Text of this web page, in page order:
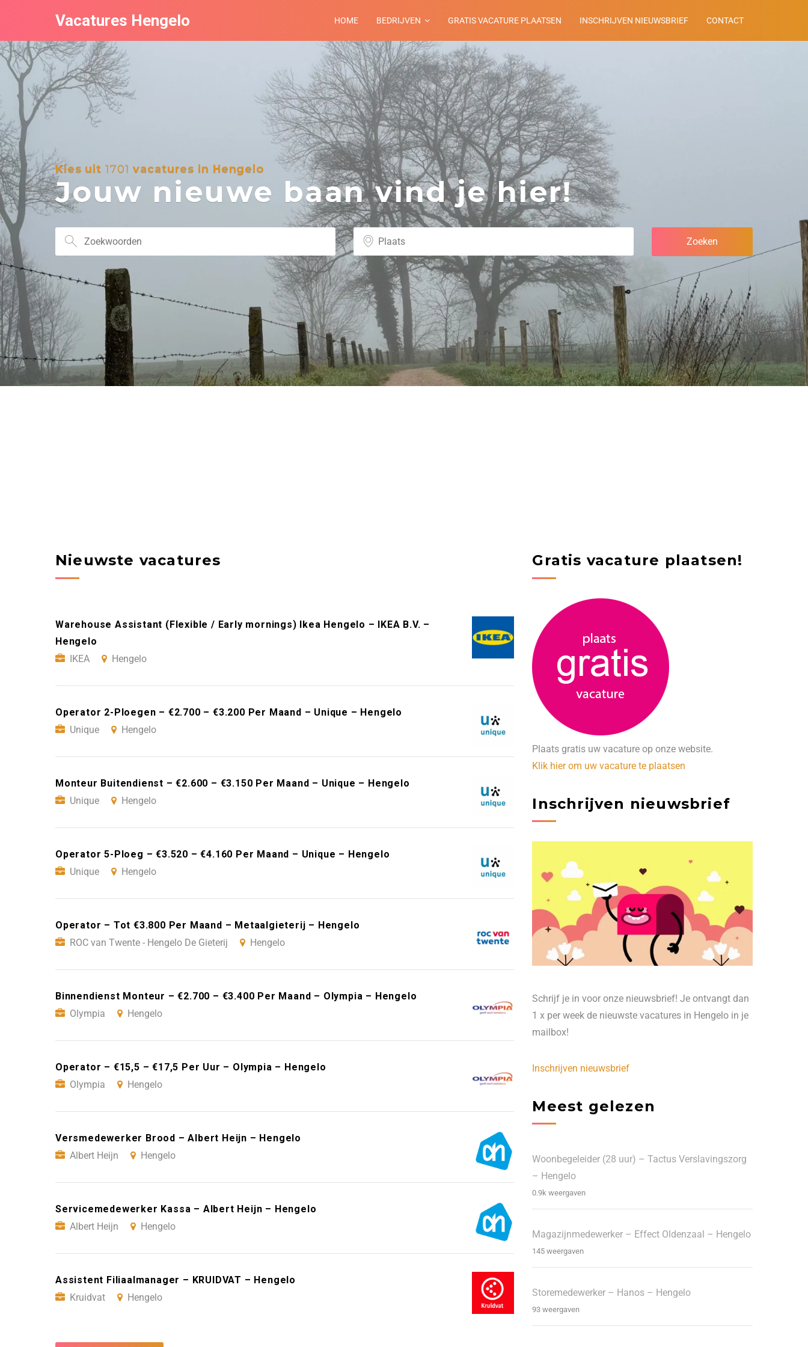
Vacatures Hengelo HOME BEDRIJVEN GRATIS VACATURE PLAATSEN INSCHRIJVEN NIEUWSBRIEF CONTACT
Kies uit 1701 vacatures in Hengelo
Jouw nieuwe baan vind je hier!
Nieuwste vacatures
Warehouse Assistant (Flexible / Early mornings) Ikea Hengelo – IKEA B.V. –
Hengelo
IKEA
Hengelo
Operator 2-Ploegen – €2.700 – €3.200 Per Maand – Unique – Hengelo
Unique
Hengelo
Monteur Buitendienst – €2.600 – €3.150 Per Maand – Unique – Hengelo
Unique
Hengelo
Operator 5-Ploeg – €3.520 – €4.160 Per Maand – Unique – Hengelo
Unique
Hengelo
Operator – Tot €3.800 Per Maand – Metaalgieterij – Hengelo
ROC van Twente - Hengelo De Gieterij
Hengelo
Binnendienst Monteur – €2.700 – €3.400 Per Maand – Olympia – Hengelo
Olympia
Hengelo
Operator – €15,5 – €17,5 Per Uur – Olympia – Hengelo
Olympia
Hengelo
Versmedewerker Brood – Albert Heijn – Hengelo
Albert Heijn
Hengelo
Servicemedewerker Kassa – Albert Heijn – Hengelo
Albert Heijn
Hengelo
Assistent Filiaalmanager – KRUIDVAT – Hengelo
Kruidvat
Hengelo
Gratis vacature plaatsen!
Plaats gratis uw vacature op onze website.
Klik hier om uw vacature te plaatsen
Inschrijven nieuwsbrief
Schrijf je in voor onze nieuwsbrief! Je ontvangt dan
1 x per week de nieuwste vacatures in Hengelo in je
mailbox!
Inschrijven nieuwsbrief
Meest gelezen
Woonbegeleider (28 uur) – Tactus Verslavingszorg
– Hengelo
0.9k weergaven
Magazijnmedewerker – Effect Oldenzaal – Hengelo
145 weergaven
Storemedewerker – Hanos – Hengelo
93 weergaven